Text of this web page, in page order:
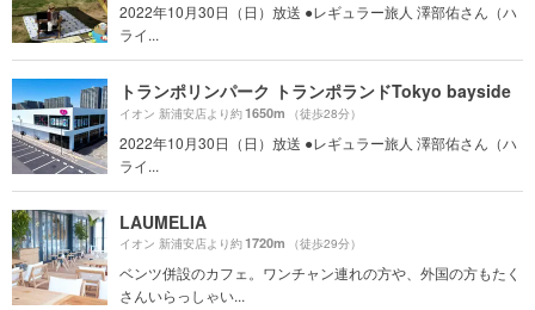
2022年10月30日（日）放送 ●レギュラー旅人 澤部佑さん（ハ
ライ...
トランポリンパーク トランポランドTokyo bayside
イオン 新浦安店より約1650m （徒歩28分）
2022年10月30日（日）放送 ●レギュラー旅人 澤部佑さん（ハ
ライ...
LAUMELIA
イオン 新浦安店より約1720m （徒歩29分）
ベンツ併設のカフェ。ワンチャン連れの方や、外国の方もたく
さんいらっしゃい...